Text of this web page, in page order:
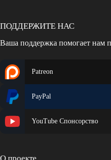
ПОДДЕРЖИТЕ НАС
Ваша поддержка помогает нам
Patreon
PayPal
YouTube Спонсорство